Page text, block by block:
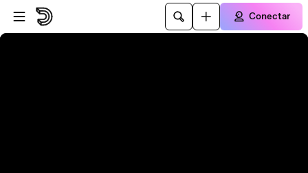
Pular para o player
Ir para o conteúdo principal
Conectar